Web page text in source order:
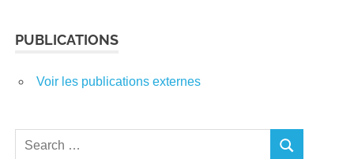
PUBLICATIONS
Voir les publications externes
Search
SEARCH